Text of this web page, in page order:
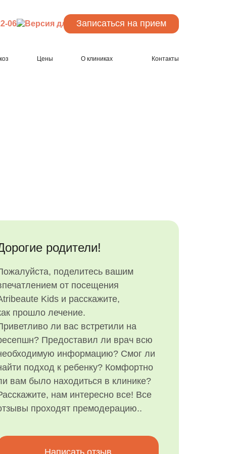
06 Записаться на прием
Цены О клиниках Контакты
родители!
поделитесь вашим
от посещения
Kids и расскажите,
прошло лечение.
ли вас встретили на
Предоставил ли врач всю
информацию? Смог ли
подход к ребенку? Комфортно
вам было находиться в клинике?
нам интересно все! Все
проходят премодерацию..
Написать отзыв